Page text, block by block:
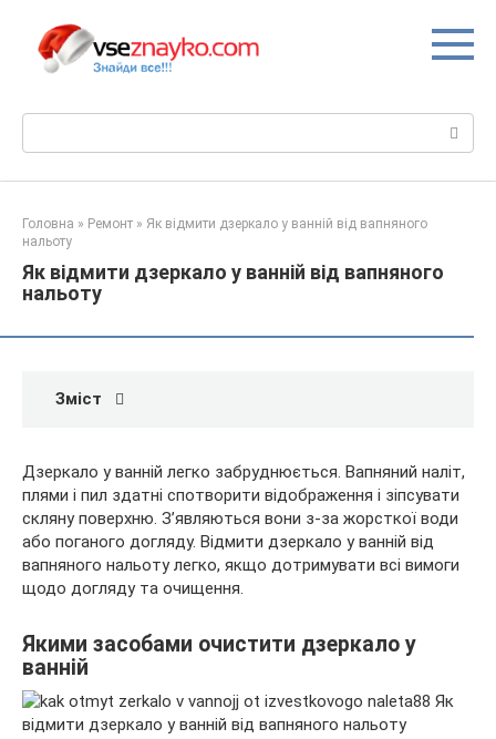
вмісту
Головна » Ремонт » Як відмити дзеркало у ванній від вапняного
нальоту
Як відмити дзеркало у ванній від вапняного
нальоту
Зміст
Дзеркало у ванній легко забруднюється. Вапняний наліт,
плями і пил здатні спотворити відображення і зіпсувати
скляну поверхню. З’являються вони з-за жорсткої води
або поганого догляду. Відмити дзеркало у ванній від
вапняного нальоту легко, якщо дотримувати всі вимоги
щодо догляду та очищення.
Якими засобами очистити дзеркало у
ванній